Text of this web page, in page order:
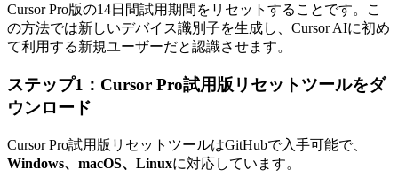
Cursor Pro版の14日間試用期間をリセットすることです。こ
の方法では新しいデバイス識別子を生成し、Cursor AIに初め
て利用する新規ユーザーだと認識させます。
ステップ1：Cursor Pro試用版リセットツールをダ
ウンロード
Cursor Pro試用版リセットツールはGitHubで入手可能で、
Windows、macOS、Linuxに対応しています。